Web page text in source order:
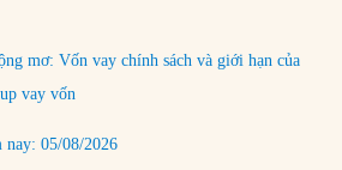
mơ: Vốn vay chính sách và giới hạn của
vay vốn
nay: 05/08/2026